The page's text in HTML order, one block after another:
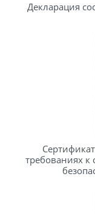
Декларация
требованиях к